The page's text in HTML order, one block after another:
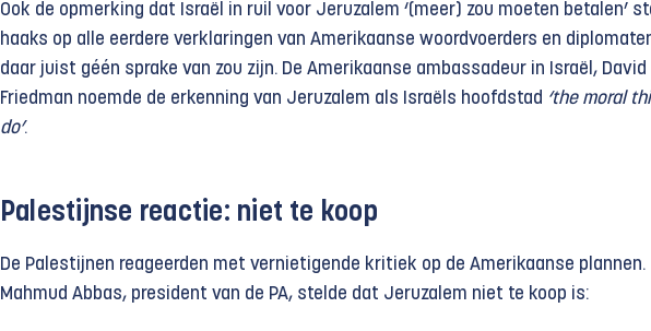
Ook de opmerking dat Israël in ruil voor Jeruzalem ‘(meer) zou moeten betalen’
haaks op alle eerdere verklaringen van Amerikaanse woordvoerders en
daar juist géén sprake van zou zijn. De Amerikaanse ambassadeur in Israël, David
Friedman noemde de erkenning van Jeruzalem als Israëls hoofdstad ‘the moral
do’.
Palestijnse reactie: niet te koop
De Palestijnen reageerden met vernietigende kritiek op de Amerikaanse plannen.
Mahmud Abbas, president van de PA, stelde dat Jeruzalem niet te koop is: